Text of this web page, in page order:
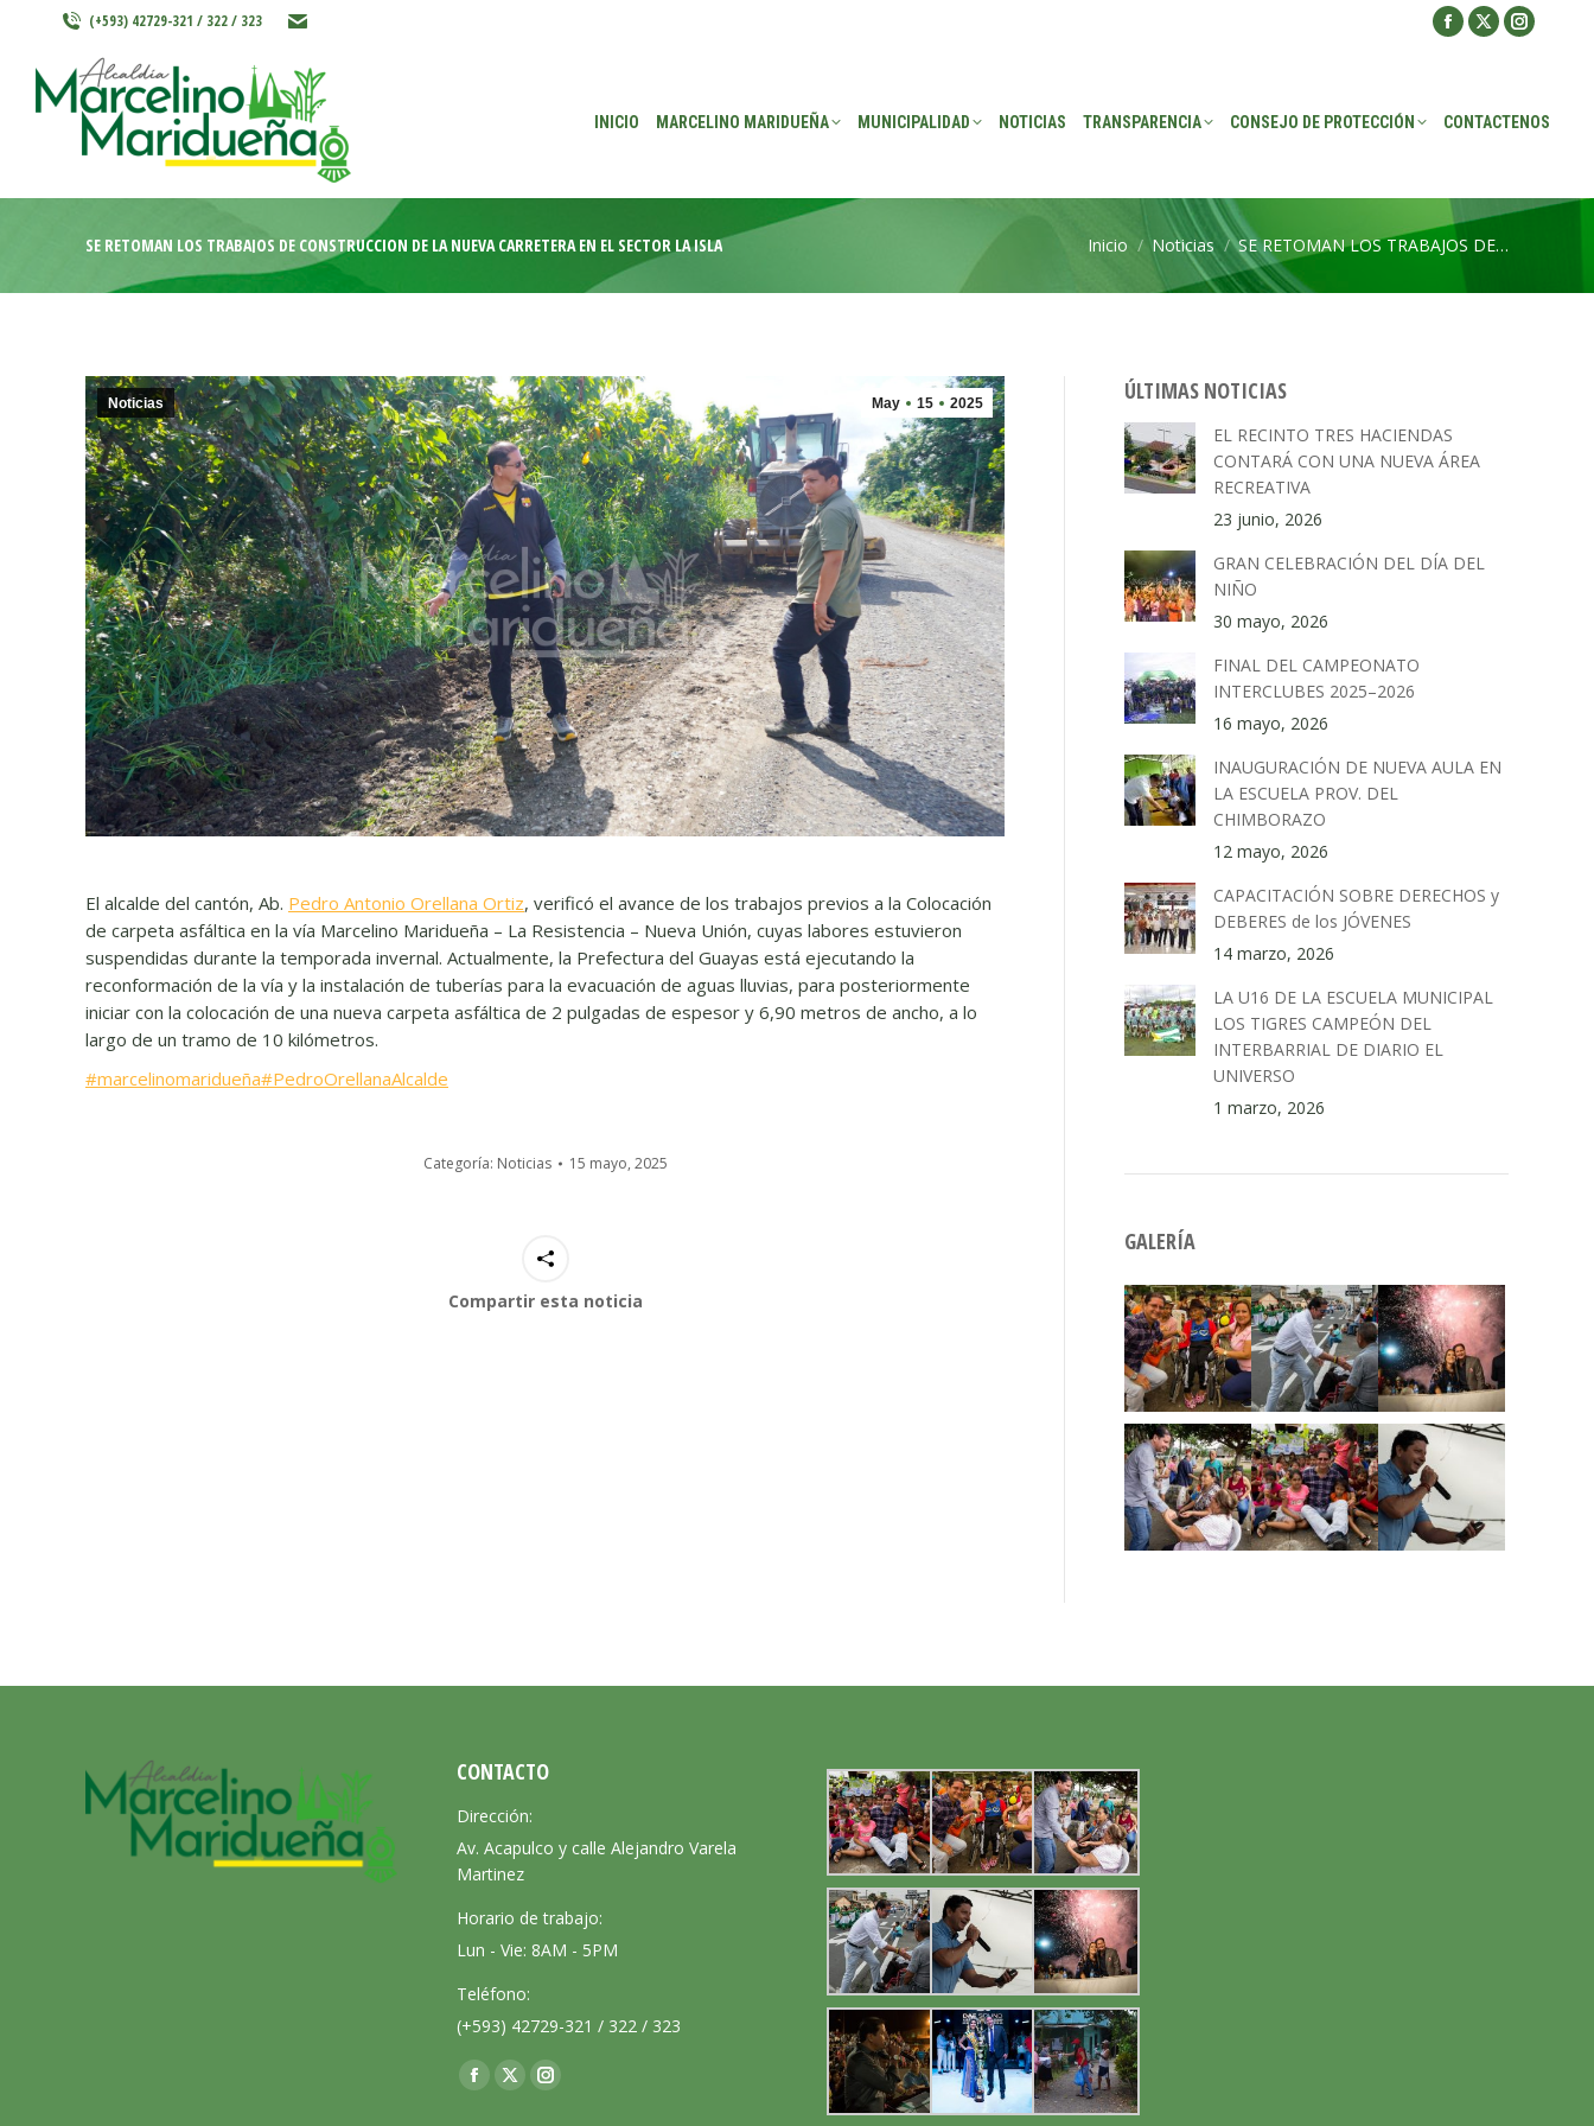
(+593) 42729-321 / 322 / 323
Facebook
in
X
in
in
INICIO MARCELINO MARIDUEÑA MUNICIPALIDAD NOTICIAS TRANSPARENCIA CONSEJO DE PROTECCIÓN CONTACTENOS
SE RETOMAN LOS TRABAJOS DE CONSTRUCCIÓN DE LA NUEVA CARRETERA EN EL SECTOR LA ISLA Estás aquí:
Inicio Noticias SE RETOMAN LOS TRABAJOS DE…
May 15 2025
Noticias
El alcalde del cantón, Ab. Pedro Antonio Orellana Ortiz, verificó el avance de los trabajos previos a la Colocación
de carpeta asfáltica en la vía Marcelino Maridueña – La Resistencia – Nueva Unión, cuyas labores estuvieron
suspendidas durante la temporada invernal. Actualmente, la Prefectura del Guayas está ejecutando la
reconformación de la vía y la instalación de tuberías para la evacuación de aguas lluvias, para posteriormente
iniciar con la colocación de una nueva carpeta asfáltica de 2 pulgadas de espesor y 6,90 metros de ancho, a lo
largo de un tramo de 10 kilómetros.
#marcelinomaridueña#PedroOrellanaAlcalde
Categoría: Noticias 15 mayo, 2025
Compartir esta noticia
ÚLTIMAS NOTICIAS
EL RECINTO TRES HACIENDAS
CONTARÁ CON UNA NUEVA ÁREA
RECREATIVA
23 junio, 2026
GRAN CELEBRACIÓN DEL DÍA DEL
NIÑO
30 mayo, 2026
FINAL DEL CAMPEONATO
INTERCLUBES 2025–2026
16 mayo, 2026
INAUGURACIÓN DE NUEVA AULA EN
LA ESCUELA PROV. DEL
CHIMBORAZO
12 mayo, 2026
CAPACITACIÓN SOBRE DERECHOS y
DEBERES de los JÓVENES
14 marzo, 2026
LA U16 DE LA ESCUELA MUNICIPAL
LOS TIGRES CAMPEÓN DEL
INTERBARRIAL DE DIARIO EL
UNIVERSO
1 marzo, 2026
GALERÍA
CONTACTO
Dirección:
Av. Acapulco y calle Alejandro Varela
Martinez
Horario de trabajo:
Lun - Vie: 8AM - 5PM
Teléfono:
(+593) 42729-321 / 322 / 323
Encuéntranos en:
Facebook
X
Instagram